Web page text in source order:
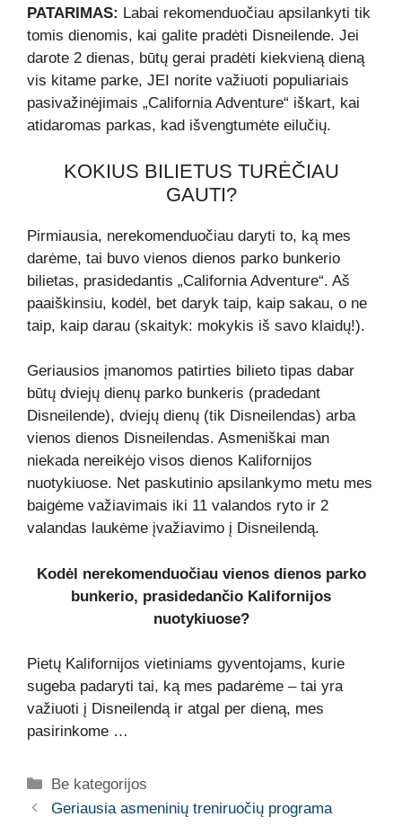
PATARIMAS: Labai rekomenduočiau apsilankyti tik
tomis dienomis, kai galite pradėti Disneilende. Jei
darote 2 dienas, būtų gerai pradėti kiekvieną dieną
vis kitame parke, JEI norite važiuoti populiariais
pasivažinėjimais „California Adventure“ iškart, kai
atidaromas parkas, kad išvengtumėte eilučių.
KOKIUS BILIETUS TURĖČIAU
GAUTI?
Pirmiausia, nerekomenduočiau daryti to, ką mes
darėme, tai buvo vienos dienos parko bunkerio
bilietas, prasidedantis „California Adventure“. Aš
paaiškinsiu, kodėl, bet daryk taip, kaip sakau, o ne
taip, kaip darau (skaityk: mokykis iš savo klaidų!).
Geriausios įmanomos patirties bilieto tipas dabar
būtų dviejų dienų parko bunkeris (pradedant
Disneilende), dviejų dienų (tik Disneilendas) arba
vienos dienos Disneilendas. Asmeniškai man
niekada nereikėjo visos dienos Kalifornijos
nuotykiuose. Net paskutinio apsilankymo metu mes
baigėme važiavimais iki 11 valandos ryto ir 2
valandas laukėme įvažiavimo į Disneilendą.
Kodėl nerekomenduočiau vienos dienos parko
bunkerio, prasidedančio Kalifornijos
nuotykiuose?
Pietų Kalifornijos vietiniams gyventojams, kurie
sugeba padaryti tai, ką mes padarėme – tai yra
važiuoti į Disneilendą ir atgal per dieną, mes
pasirinkome …
Kategorijos
Be kategorijos
Geriausia asmeninių treniruočių programa